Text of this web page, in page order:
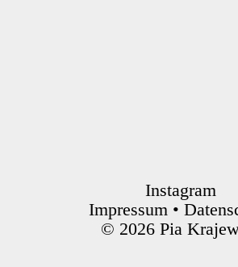
Instagram
Impressum •
© 2026 Pia